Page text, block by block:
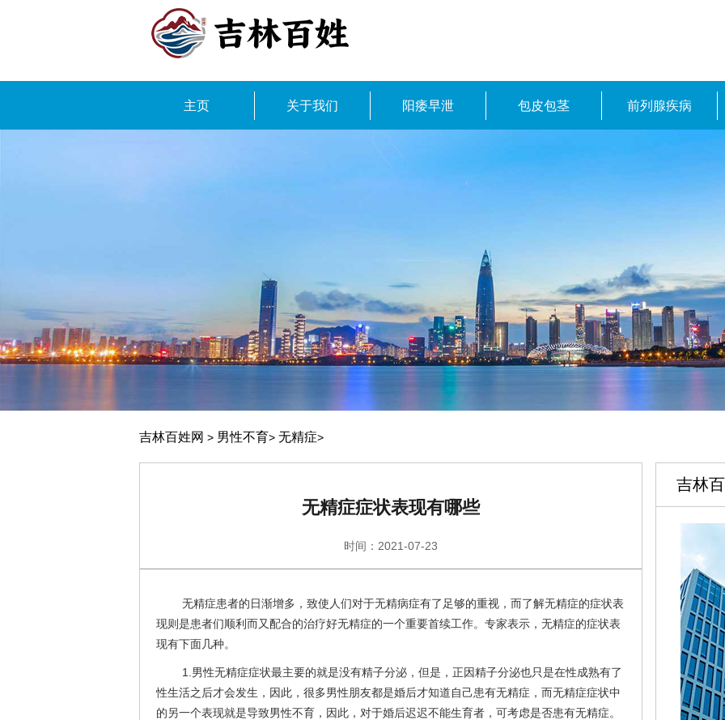
主页 关于我们 阳痿早泄 包皮包茎 前列腺疾病
吉林百姓网 > 男性不育> 无精症>
无精症症状表现有哪些
时间：2021-07-23
无精症患者的日渐增多，致使人们对于无精病症有了足够的重视，而了解无精症的症状表
现则是患者们顺利而又配合的治疗好无精症的一个重要首续工作。专家表示，无精症的症状表
现有下面几种。
1.男性无精症症状最主要的就是没有精子分泌，但是，正因精子分泌也只是在性成熟有了
性生活之后才会发生，因此，很多男性朋友都是婚后才知道自己患有无精症，而无精症症状中
的另一个表现就是导致男性不育，因此，对于婚后迟迟不能生育者，可考虑是否患有无精症。
吉林